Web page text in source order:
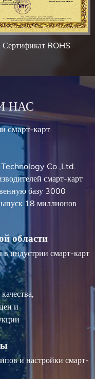
Сертификат ROHS
НАС
смарт-карт
Co.,Ltd.
смарт-карт
базу 3000
18 миллионов
области
индустрии смарт-карт
и
и настройки смарт-